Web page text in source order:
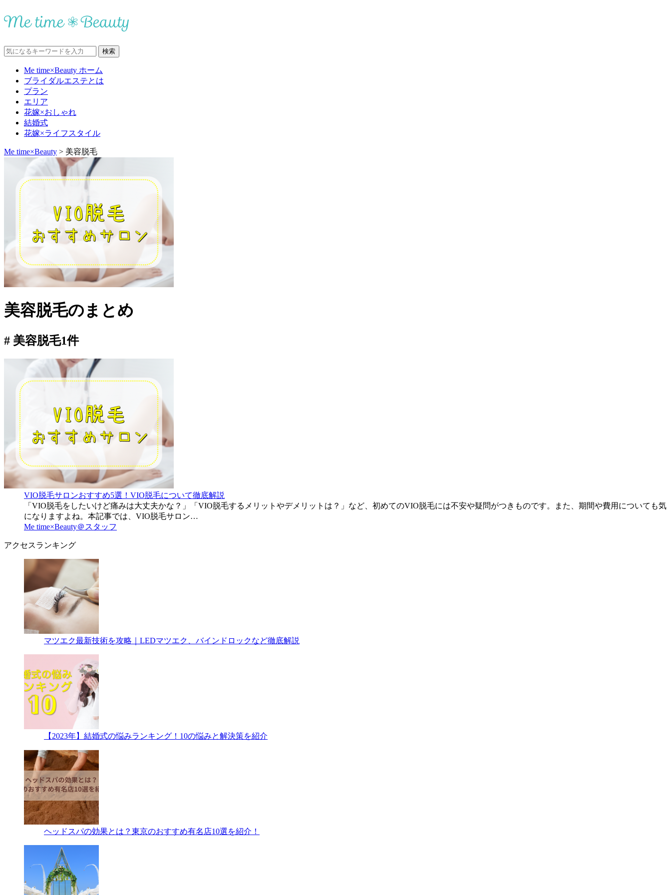
Me time×Beauty ホーム
ブライダルエステとは
プラン
エリア
花嫁×おしゃれ
結婚式
花嫁×ライフスタイル
Me time×Beauty > 美容脱毛
美容脱毛のまとめ
# 美容脱毛1件
VIO脱毛サロンおすすめ5選！VIO脱毛について徹底解説
「VIO脱毛をしたいけど痛みは大丈夫かな？」「VIO脱毛するメリットやデメリットは？」など、初めてのVIO脱毛には不安や疑問がつきものです。また、期間や費用についても気
になりますよね。本記事では、VIO脱毛サロン…
Me time×Beauty＠スタッフ
アクセスランキング
マツエク最新技術を攻略｜LEDマツエク、バインドロックなど徹底解説
【2023年】結婚式の悩みランキング！10の悩みと解決策を紹介
ヘッドスパの効果とは？東京のおすすめ有名店10選を紹介！